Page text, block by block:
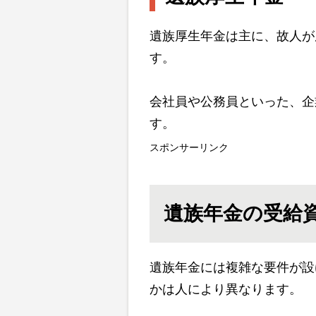
遺族厚生年金は主に、故人
す。
会社員や公務員といった、
す。
スポンサーリンク
遺族年金の受給
遺族年金には複雑な要件が
かは人により異なります。